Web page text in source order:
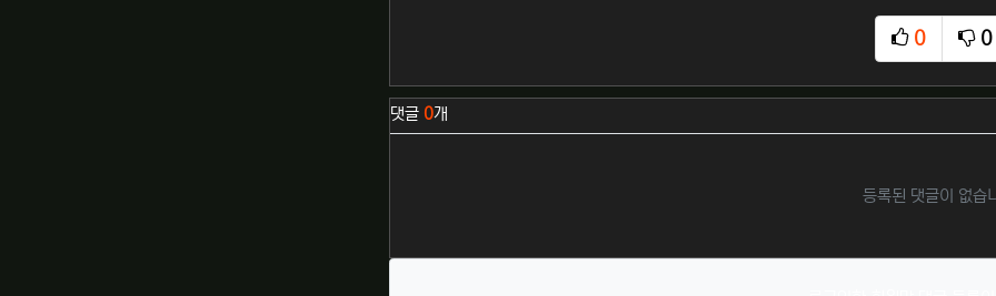
0
추천
0
비
관련자료
댓글 0개
등록된 댓글이 없습